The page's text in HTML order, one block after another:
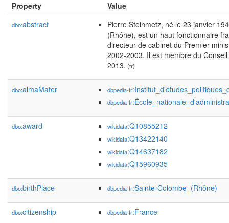
Property Value
dbo:abstract
Pierre Steinmetz, né le 23 janvier
(Rhône), est un haut fonctionnaire
directeur de cabinet du Premier
2002-2003. Il est membre du
2013. (fr)
dbo:almaMater dbpedia-fr
dbpedia-fr
dbo:award wikidata:Q10855212
wikidata:Q13422140
wikidata:Q14637182
wikidata:Q15960935
dbo:birthPlace dbpedia-fr:Sainte-Colombe_(Rhône)
dbo:citizenship dbpedia-fr:France